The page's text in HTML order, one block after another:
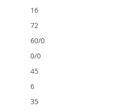
16
72
60/0
0/0
45
6
35